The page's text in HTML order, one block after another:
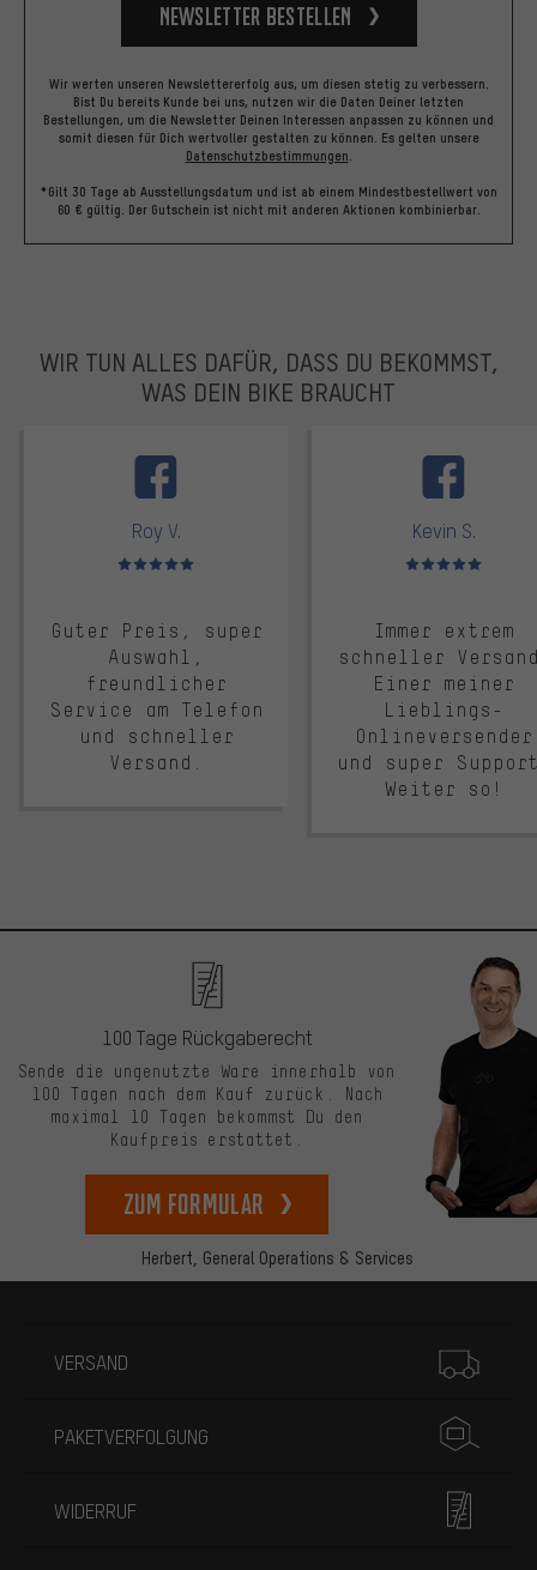
Newsletter bestellen
Wir werten unseren Newslettererfolg aus, um diesen stetig zu verbessern.
Bist Du bereits Kunde bei uns, nutzen wir die Daten Deiner letzten
Bestellungen, um die Newsletter Deinen Interessen anpassen zu können und
somit diesen für Dich wertvoller gestalten zu können. Es gelten unsere
Datenschutzbestimmungen
*Gilt 30 Tage ab Ausstellungsdatum und ist ab einem Mindestbestellwert von
60 € gültig. Der Gutschein ist nicht mit anderen Aktionen kombinierbar.
WIR TUN ALLES DAFÜR, DASS DU BEKOMMST,
WAS DEIN BIKE BRAUCHT
Roy V.
Bewertungen: 5 von 5
Guter Preis, super
Auswahl,
freundlicher
Service am Telefon
und schneller
Versand.
Kevin S.
Bewertungen: 5 von 5
Immer extrem
schneller
Einer meiner
Lieblings-
Onlineversender
und super
Weiter so!
Herbert, General Operations & Services
100 Tage Rückgaberecht
Sende die ungenutzte Ware innerhalb von
100 Tagen nach dem Kauf zurück. Nach
maximal 10 Tagen bekommst Du den
Kaufpreis erstattet.
zum Formular
VERSAND
PAKETVERFOLGUNG
WIDERRUF